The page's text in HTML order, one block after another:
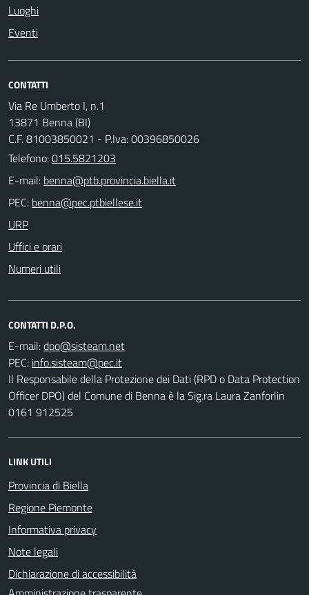
Luoghi
Eventi
CONTATTI
Via Re Umberto I, n.1
13871 Benna (BI)
C.F. 81003850021 - P.Iva: 00396850026
Telefono:015.5821203
E-mail:
PEC:
URP
Uffici e orari
Numeri utili
CONTATTI D.P.O.
E-mail:
PEC:
Il Responsabile della Protezione dei Dati (RPD o Data Protection
Officer DPO) del Comune di Benna è la Sig.ra Laura Zanforlin
0161 912525
LINK UTILI
Provincia di Biella
Regione Piemonte
Informativa privacy
Note legali
Dichiarazione di accessibilità